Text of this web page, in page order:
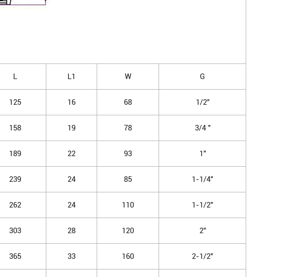
L L1 W G
125 16 68 1/2"
158 19 78 3/4 "
189 22 93 1"
239 24 85 1-1/4"
262 24 110 1-1/2"
303 28 120 2"
365 33 160 2-1/2"